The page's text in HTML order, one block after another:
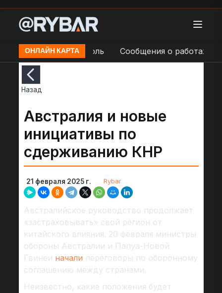
ОНЛАЙН КАРТА
в н.п. Мариуполь Сообщения о работах по
Назад
Австралия и новые
инициативы по
сдерживанию КНР
21 февраля 2025 г. Rybar
Австралийское руководство продолжает
«застраховывать» свой регион от
китайского влияния. 20 февраля министры
обороны Австралии и Папуа-Новой
Гвинеи начали переговоры по оборонному
соглашению между странами.
Неизвестно, какие положения будет